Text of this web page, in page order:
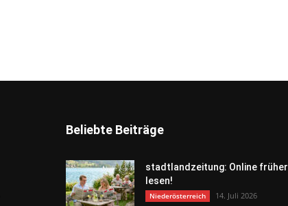
Beliebte Beiträge
stadtlandzeitung: Online früher
lesen!
Niederösterreich 14. Juli 2026